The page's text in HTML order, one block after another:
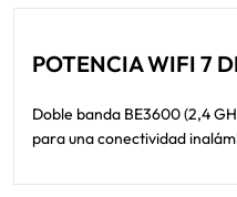
POTENCIA WIFI 7
Doble banda BE3600 (2,4
para una conectividad